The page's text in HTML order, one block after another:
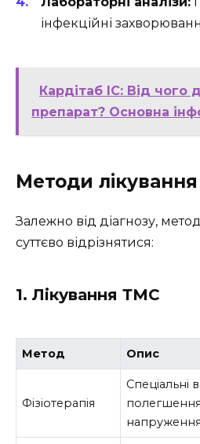
інфекційні
Кардітаб ІС: Від чого
препарат? Основна
Методи лікування
Залежно від діагнозу,
суттєво відрізнятися:
1. Лікування ТМС
Метод Опис
Фізіотерапія
Спеціальні
напруження